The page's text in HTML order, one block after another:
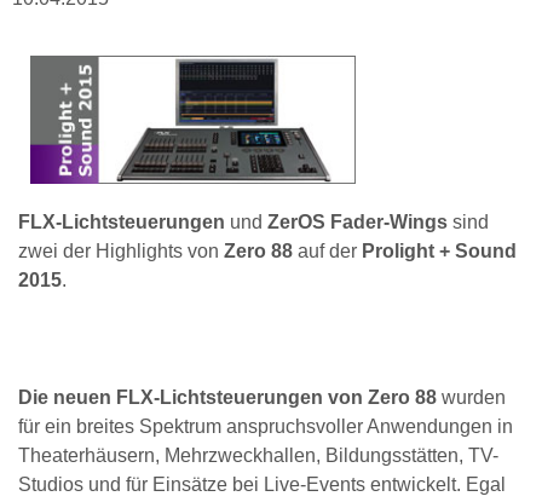
FLX-Lichtsteuerungen und ZerOS Fader-Wings sind
zwei der Highlights von Zero 88 auf der Prolight + Sound
2015.
Die neuen FLX-Lichtsteuerungen von Zero 88 wurden
für ein breites Spektrum anspruchsvoller Anwendungen in
Theaterhäusern, Mehrzweckhallen, Bildungsstätten, TV-
Studios und für Einsätze bei Live-Events entwickelt. Egal